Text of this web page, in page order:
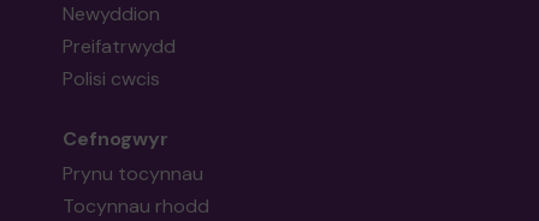
Newyddion
Preifatrwydd
Polisi cwcis
Cefnogwyr
Prynu tocynnau
Tocynnau rhodd